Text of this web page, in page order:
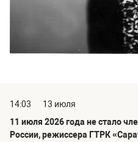
14:03
13 июля
11 июля 2026 года не стало
России, режиссера ГТРК